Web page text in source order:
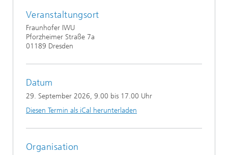
Veranstaltungsort
Fraunhofer IWU
Pforzheimer Straße 7a
01189 Dresden
Datum
29. September 2026, 9.00 bis 17.00 Uhr
Diesen Termin als iCal herunterladen
Organisation